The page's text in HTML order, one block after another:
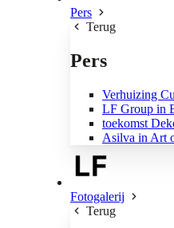
Pers
Terug
Pers
Verhuizing
LF Group in
toekomst
Asilva in Art
Fotogalerij
Terug